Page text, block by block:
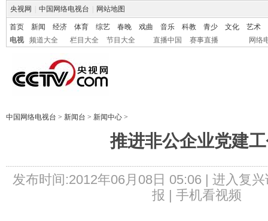
央视网 中国网络电视台 网站地图
首页 新闻 经济 体育 综艺 春晚 戏曲 音乐 科教 青少 文化
艺术
电视
频道大全 栏目大全 节目大全 直播中国 赛事直播 网络
中国网络电视台 > 新闻台 > 新闻中心 >
推进非公企业党建
发布时间:2012年06月08日 05:06 | 进入复兴
报 | 手机看视频